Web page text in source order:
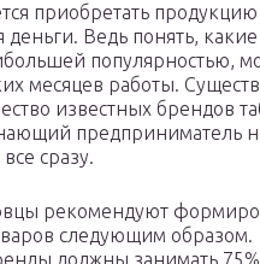
приобретать продукцию
Ведь понять,
популярностью,
месяцев работы.
известных брендов
предприниматель
сразу.
рекомендуют
следующим образом.
должны занимать 75%